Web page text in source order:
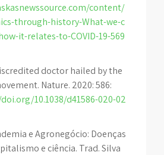
content/
through-history-What-we-c
it-relates-to-COVID-19-569
doctor hailed by the
Nature. 2020: 586:
10.1038/d41586-020-02
e Agronegócio: Doenças
e ciência. Trad. Silva